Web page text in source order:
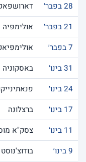
28 בפבר׳
21 בפבר׳
אולימפיה
7 בפבר׳
31 בינו׳
באסקוניה
24 בינו׳
17 בינו׳
ברצלונה
11 בינו׳
צסק"א
9 בינו׳